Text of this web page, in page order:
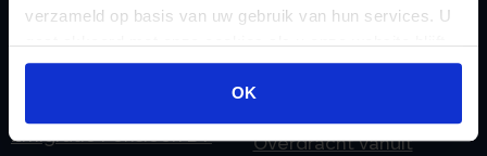
verzameld op basis van uw gebruik van hun services. U
gaat akkoord met onze cookies als u onze website blijft
gebruiken.
OK
eHerkenning voor uw
Stamrecht BV
Emigratie Pensioen BV
Overdracht vanuit